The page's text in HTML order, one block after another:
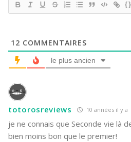
{}
12 COMMENTAIRES
le plus ancien
totorosreviews 10 années il y a
je ne connais que Seconde vie là
bien moins bon que le premier!